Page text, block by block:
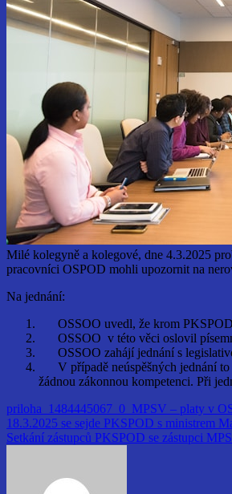
Milé kolegyně a kolegové, dne 4.3.2025
pracovníci OSPOD mohli upozornit na
Na jednání:
OSSOO uvedl, že krom PKSPOD
OSSOO v této věci oslovil
OSSOO zahájí jednání s
V případě neúspěšných jednání to
žádnou zákonnou kompetenci. Při
priloha_1484445067_0_MPSV – platy v
Navigace
pro
18.3.2025 se sejde PKSPOD s ministrem
Setkání zástupců PKSPOD se zástupci